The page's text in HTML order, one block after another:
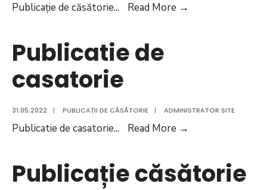
Publicație de căsătorie... Read More →
Publicatie de
casatorie
31.05.2022 | PUBLICAȚII DE CĂSĂTORIE | ADMINISTRATOR SITE
Publicatie de casatorie... Read More →
casatorie
Publicație căsătorie